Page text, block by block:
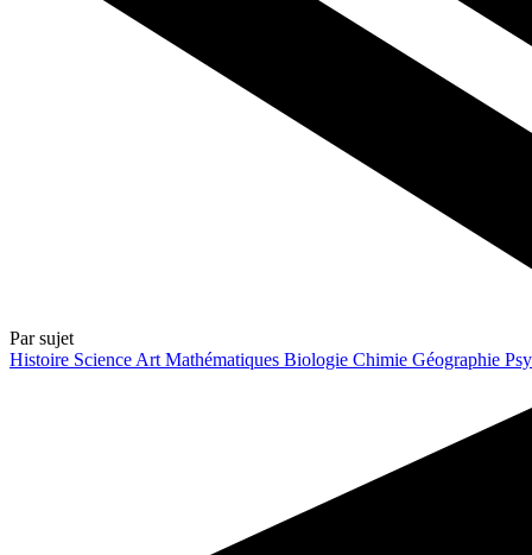
Par sujet
Histoire Science Art Mathématiques Biologie Chimie Géographie